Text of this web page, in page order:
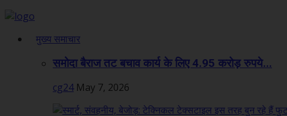
मुख्य समाचार
समोदा बैराज तट बचाव कार्य के लिए 4.95 करोड़ रुपये...
cg24 May 7, 2026